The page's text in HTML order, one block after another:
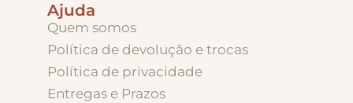
Ajuda
Quem somos
Política de devolução e trocas
Política de privacidade
Entregas e Prazos